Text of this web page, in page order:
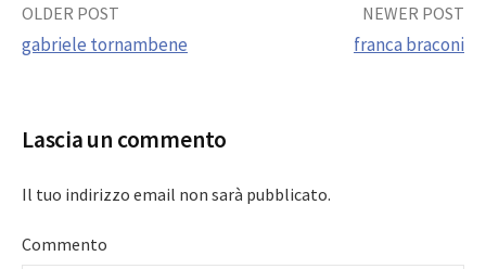
Post
OLDER POST
gabriele tornambene
NEWER POST
franca braconi
Lascia un commento
Il tuo indirizzo email non sarà pubblicato.
Commento